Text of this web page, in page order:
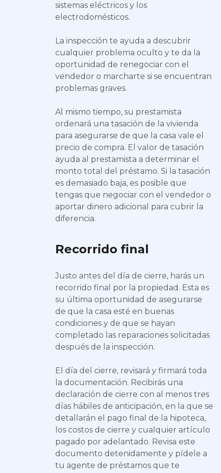
sistemas eléctricos y los
electrodomésticos.
La inspección te ayuda a descubrir
cualquier problema oculto y te da la
oportunidad de renegociar con el
vendedor o marcharte si se encuentran
problemas graves.
Al mismo tiempo, su prestamista
ordenará una tasación de la vivienda
para asegurarse de que la casa vale el
precio de compra. El valor de tasación
ayuda al prestamista a determinar el
monto total del préstamo. Si la tasación
es demasiado baja, es posible que
tengas que negociar con el vendedor o
aportar dinero adicional para cubrir la
diferencia.
Recorrido final
Justo antes del día de cierre, harás un
recorrido final por la propiedad. Esta es
su última oportunidad de asegurarse
de que la casa esté en buenas
condiciones y de que se hayan
completado las reparaciones solicitadas
después de la inspección.
El día del cierre, revisará y firmará toda
la documentación. Recibirás una
declaración de cierre con al menos tres
días hábiles de anticipación, en la que se
detallarán el pago final de la hipoteca,
los costos de cierre y cualquier artículo
pagado por adelantado. Revisa este
documento detenidamente y pídele a
tu agente de préstamos que te